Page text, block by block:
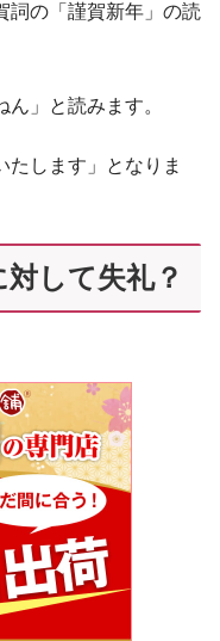
詞の「謹賀新年」の読
」と読みます。
たします」となりま
して失礼？